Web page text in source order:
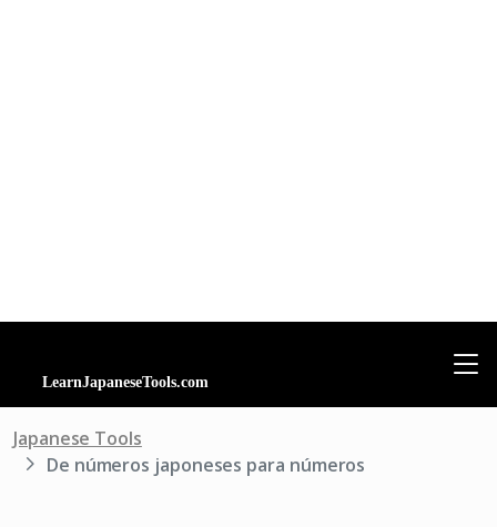
Japanese Tools
De números japoneses para números